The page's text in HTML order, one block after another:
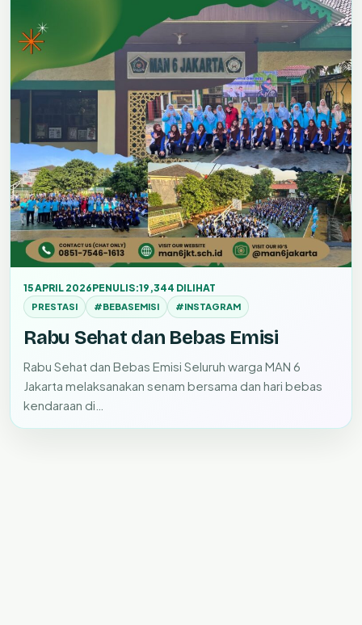
15 APRIL 2026PENULIS:19,344 DILIHAT
PRESTASI #BEBASEMISI #INSTAGRAM
Rabu Sehat dan Bebas Emisi
Rabu Sehat dan Bebas Emisi Seluruh warga MAN 6
Jakarta melaksanakan senam bersama dan hari bebas
kendaraan di…